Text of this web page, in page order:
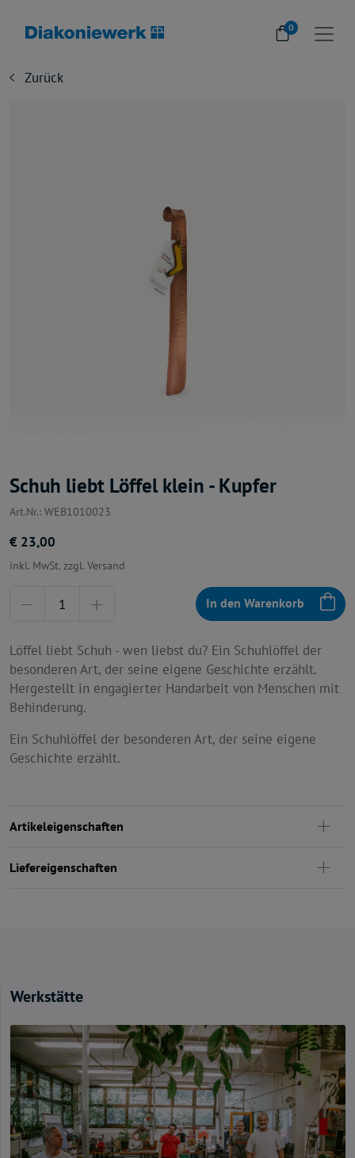
0
Zurück
Schuh liebt Löffel klein - Kupfer
Art.Nr.: WEB1010023
€ 23,00
inkl. MwSt. zzgl. Versand
In den Warenkorb
Löffel liebt Schuh - wen liebst du? Ein Schuhlöffel der
besonderen Art, der seine eigene Geschichte erzählt.
Hergestellt in engagierter Handarbeit von Menschen mit
Behinderung.
Ein Schuhlöffel der besonderen Art, der seine eigene
Geschichte erzählt.
Artikeleigenschaften
Liefereigenschaften
Werkstätte